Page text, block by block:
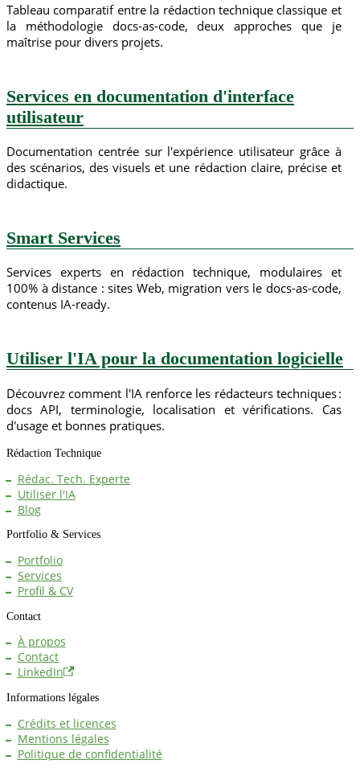
Tableau comparatif entre la rédaction technique classique et
la méthodologie docs-as-code, deux approches que je
maîtrise pour divers projets.
Services en documentation d'interface
utilisateur
Documentation centrée sur l'expérience utilisateur grâce à
des scénarios, des visuels et une rédaction claire, précise et
didactique.
Smart Services
Services experts en rédaction technique, modulaires et
100% à distance : sites Web, migration vers le docs-as-code,
contenus IA-ready.
Utiliser l'IA pour la documentation logicielle
Découvrez comment l'IA renforce les rédacteurs techniques :
docs API, terminologie, localisation et vérifications. Cas
d'usage et bonnes pratiques.
Rédaction Technique
Rédac. Tech. Experte
Utiliser l'IA
Blog
Portfolio & Services
Portfolio
Services
Profil & CV
Contact
À propos
Contact
LinkedIn
Informations légales
Crédits et licences
Mentions légales
Politique de confidentialité